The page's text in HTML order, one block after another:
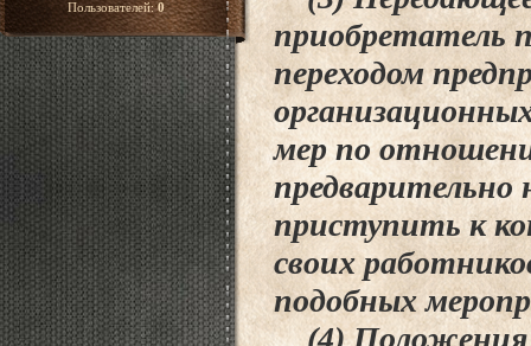
Пользователей:0
приобретатель
переходом
мер по
предварительно
приступить к
своих
подобных
(4) Положения